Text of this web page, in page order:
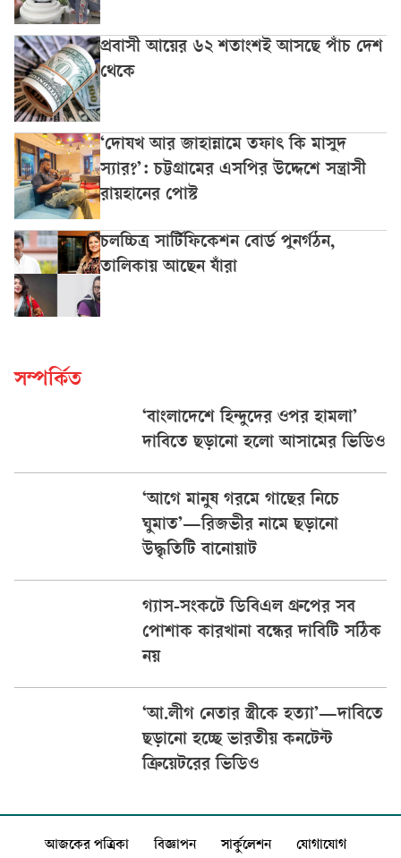
প্রবাসী আয়ের ৬২ শতাংশই আসছে পাঁচ দেশ
থেকে
‘দোযখ আর জাহান্নামে তফাৎ কি মাসুদ
স্যার?’: চট্টগ্রামের এসপির উদ্দেশে সন্ত্রাসী
রায়হানের পোস্ট
চলচ্চিত্র সার্টিফিকেশন বোর্ড পুনর্গঠন,
তালিকায় আছেন যাঁরা
সম্পর্কিত
‘বাংলাদেশে হিন্দুদের ওপর হামলা’
দাবিতে ছড়ানো হলো আসামের ভিডিও
‘আগে মানুষ গরমে গাছের নিচে
ঘুমাত’—রিজভীর নামে ছড়ানো
উদ্ধৃতিটি বানোয়াট
গ্যাস-সংকটে ডিবিএল গ্রুপের সব
পোশাক কারখানা বন্ধের দাবিটি সঠিক
নয়
‘আ.লীগ নেতার স্ত্রীকে হত্যা’—দাবিতে
ছড়ানো হচ্ছে ভারতীয় কনটেন্ট
ক্রিয়েটরের ভিডিও
আজকের পত্রিকা বিজ্ঞাপন সার্কুলেশন যোগাযোগ